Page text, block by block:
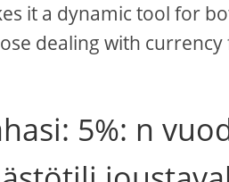
it a dynamic tool for
dealing with
5%: n